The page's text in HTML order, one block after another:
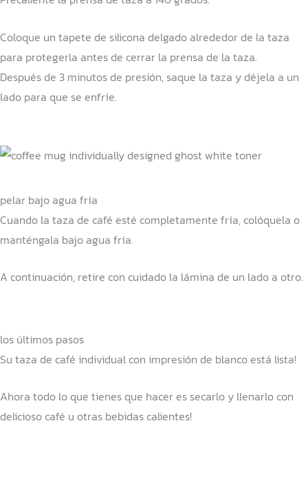
Coloque un tapete de silicona delgado alrededor de la taza
para protegerla antes de cerrar la prensa de la taza.
Después de 3 minutos de presión, saque la taza y déjela a un
lado para que se enfríe.
pelar bajo agua fría
Cuando la taza de café esté completamente fría, colóquela o
manténgala bajo agua fría.
A continuación, retire con cuidado la lámina de un lado a otro.
los últimos pasos
Su taza de café individual con impresión de blanco está lista!
Ahora todo lo que tienes que hacer es secarlo y llenarlo con
delicioso café u otras bebidas calientes!